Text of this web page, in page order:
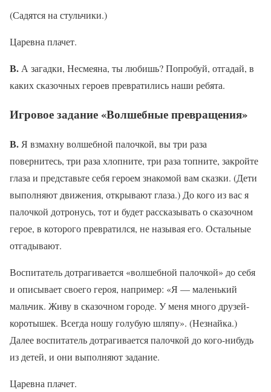
(Садятся на стульчики.)
Царевна плачет.
В. А загадки, Несмеяна, ты любишь? Попробуй, отгадай, в
каких сказочных героев превратились наши ребята.
Игровое задание «Волшебные превращения»
В. Я взмахну волшебной палочкой, вы три раза
повернитесь, три раза хлопните, три раза топните, закройте
глаза и представьте себя героем знакомой вам сказки. (Дети
выполняют движения, открывают глаза.) До кого из вас я
палочкой дотронусь, тот и будет рассказывать о сказочном
герое, в которого превратился, не называя его. Остальные
отгадывают.
Воспитатель дотрагивается «волшебной палочкой» до себя
и описывает своего героя, например: «Я — маленький
мальчик. Живу в сказочном городе. У меня много друзей-
коротышек. Всегда ношу голубую шляпу». (Незнайка.)
Далее воспитатель дотрагивается палочкой до кого-нибудь
из детей, и они выполняют задание.
Царевна плачет.